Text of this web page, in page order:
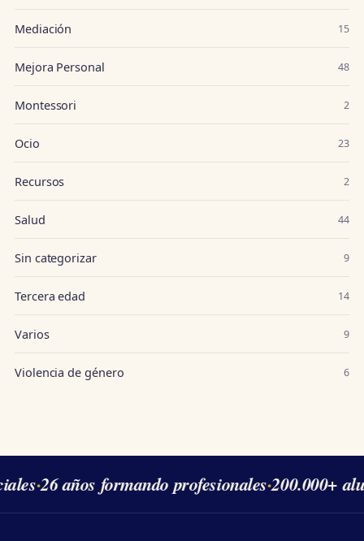
Mediación 15
Mejora Personal 48
Montessori 2
Ocio 23
Recursos 2
Salud 44
Sin categorizar 9
Tercera edad 14
Varios 9
Violencia de género 6
·26 años formando profesionales·200.000+